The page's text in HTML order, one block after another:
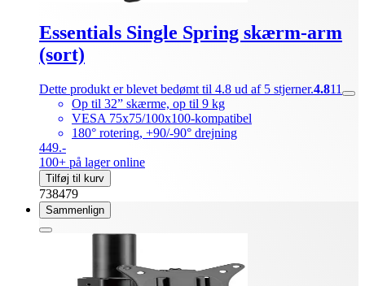
Essentials Single Spring skærm-arm
(sort)
Dette produkt er blevet bedømt til 4.8 ud af 5 stjerner.4.811
Op til 32” skærme, op til 9 kg
VESA 75x75/100x100-kompatibel
180° rotering, +90/-90° drejning
449.-
100+ på lager online
Tilføj til kurv
738479
Sammenlign